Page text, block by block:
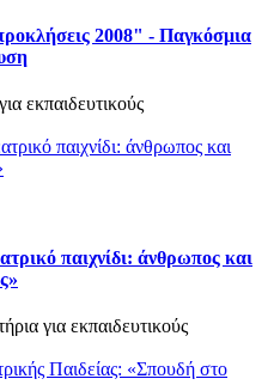
2008" - Παγκόσμια
εκπαιδευτικούς
παιχνίδι: άνθρωπος και
για εκπαιδευτικούς